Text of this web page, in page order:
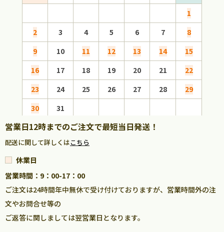
1
2
3 4 5 6 7
8
9
10 11 12 13 14
15
16
17 18 19 20 21
22
23
24 25 26 27 28
29
30
31
営業日12時までのご注文で最短当日発送！
配送に関して詳しくはこちら
休業日
営業時間：9：00-17：00
ご注文は24時間年中無休で受け付けておりますが、営業時間外の注
文やお問合せ等の
ご返答に関しましては翌営業日となります。